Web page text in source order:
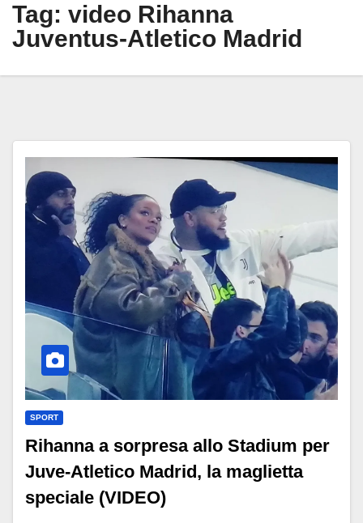
Tag: video Rihanna
Juventus-Atletico Madrid
SPORT
Rihanna a sorpresa allo Stadium per
Juve-Atletico Madrid, la maglietta
speciale (VIDEO)